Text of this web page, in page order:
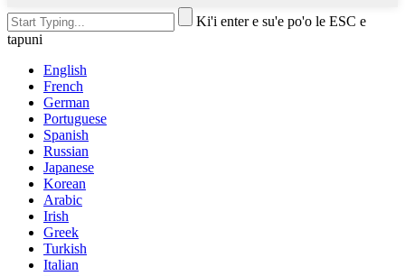
Ki'i enter e su'e po'o le ESC e
tapuni
English
French
German
Portuguese
Spanish
Russian
Japanese
Korean
Arabic
Irish
Greek
Turkish
Italian